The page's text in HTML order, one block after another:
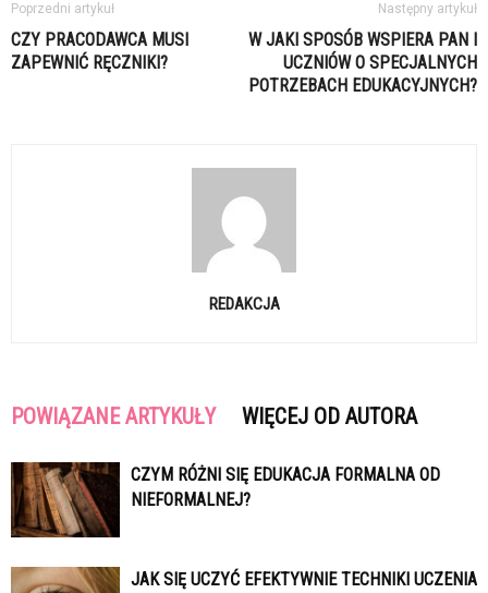
Poprzedni artykuł
CZY PRACODAWCA MUSI
ZAPEWNIĆ RĘCZNIKI?
Następny artykuł
W JAKI SPOSÓB WSPIERA PAN I
UCZNIÓW O SPECJALNYCH
POTRZEBACH EDUKACYJNYCH?
REDAKCJA
POWIĄZANE ARTYKUŁY WIĘCEJ OD AUTORA
CZYM RÓŻNI SIĘ EDUKACJA FORMALNA OD
NIEFORMALNEJ?
JAK SIĘ UCZYĆ EFEKTYWNIE TECHNIKI UCZENIA